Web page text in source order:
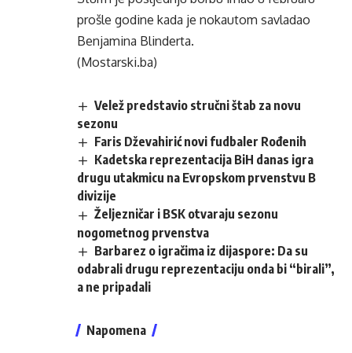
prošle godine kada je nokautom savladao
Benjamina Blinderta.
(Mostarski.ba)
Velež predstavio stručni štab za novu
sezonu
Faris Dževahirić novi fudbaler Rođenih
Kadetska reprezentacija BiH danas igra
drugu utakmicu na Evropskom prvenstvu B
divizije
Željezničar i BSK otvaraju sezonu
nogometnog prvenstva
Barbarez o igračima iz dijaspore: Da su
odabrali drugu reprezentaciju onda bi “birali”,
a ne pripadali
Napomena